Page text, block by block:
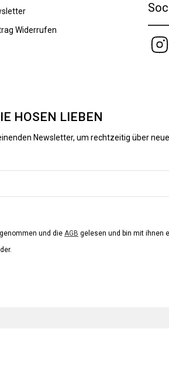
Widerrufen
HOSEN LIEBEN
Newsletter, um rechtzeitig über
und die AGB gelesen und bin mit ihnen